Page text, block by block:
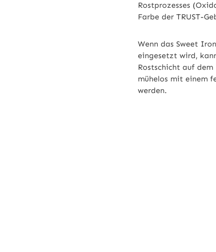
Rostprozesses
Farbe der TRUST-
Wenn das Sweet
eingesetzt wird,
Rostschicht auf dem
mühelos mit einem
werden.